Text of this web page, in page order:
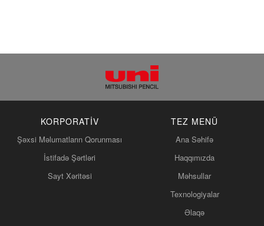
KORPORATIV
Şəxsi Məlumatların Qorunması
İstifadə Şərtləri
Sayt Xəritəsi
TEZ MENÜ
Ana Səhifə
Haqqımızda
Məhsullar
Texnologiyalar
Əlaqə